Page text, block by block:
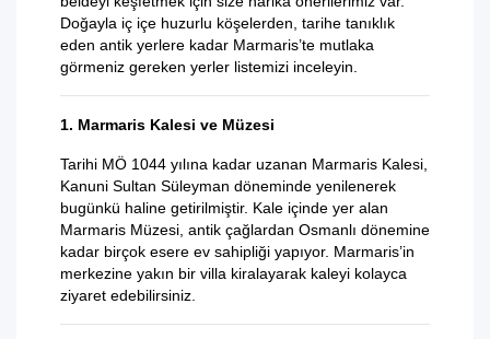
Doğayla iç içe huzurlu köşelerden, tarihe tanıklık
eden antik yerlere kadar Marmaris’te mutlaka
görmeniz gereken yerler listemizi inceleyin.
1. Marmaris Kalesi ve Müzesi
Tarihi MÖ 1044 yılına kadar uzanan Marmaris Kalesi,
Kanuni Sultan Süleyman döneminde yenilenerek
bugünkü haline getirilmiştir. Kale içinde yer alan
Marmaris Müzesi, antik çağlardan Osmanlı dönemine
kadar birçok esere ev sahipliği yapıyor. Marmaris’in
merkezine yakın bir villa kiralayarak kaleyi kolayca
ziyaret edebilirsiniz.